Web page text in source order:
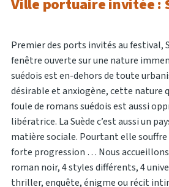
Ville portuaire invitée :
Premier des ports invités au festival,
fenêtre ouverte sur une nature
suédois est en-dehors de toute
désirable et anxiogène, cette nature
foule de romans suédois est aussi
libératrice. La Suède c’est aussi un
matière sociale. Pourtant elle souffre
forte progression … Nous accueillons
roman noir, 4 styles différents, 4
thriller, enquête, énigme ou récit